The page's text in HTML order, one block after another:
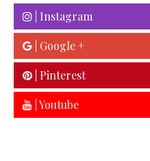
| Instagram
| Google +
| Pinterest
| Youtube